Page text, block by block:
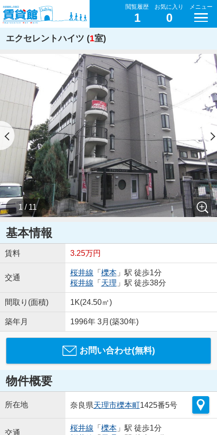
閲覧履歴
1
お気に入り
0
メニュー
エクセレントハイツ (1室)
1 / 11
基本情報
賃料 3.25万円
交通
桜井線 「 櫟本」駅 徒歩1分
桜井線 「 天理 」駅 徒歩38分
間取り(面積) 1K(24.50㎡)
築年月 1996年 3月(築30年)
お問い合わせ(無料)
物件概要
所在地 奈良県天理市櫟本町1425番5号
交通
桜井線 「 櫟本」駅 徒歩1分